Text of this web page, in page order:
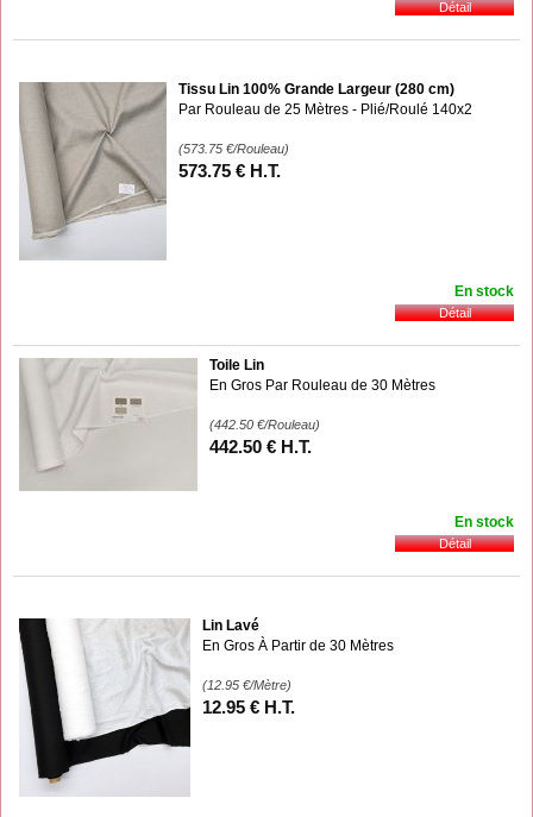
Tissu Lin 100% Grande Largeur (280 cm)
Par Rouleau de 25 Mètres - Plié/Roulé 140x2
(573.75 €/Rouleau)
573.75 € H.T.
En stock
Toile Lin
En Gros Par Rouleau de 30 Mètres
(442.50 €/Rouleau)
442.50 € H.T.
En stock
Lin Lavé
En Gros À Partir de 30 Mètres
(12.95 €/Mètre)
12.95 € H.T.